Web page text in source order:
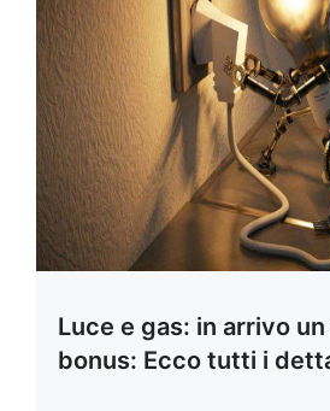
Luce e gas: in arrivo
bonus: Ecco tutti i